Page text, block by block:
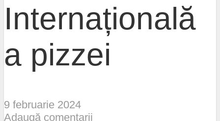
Internațională
a pizzei
9 februarie 2024
Adaugă comentarii